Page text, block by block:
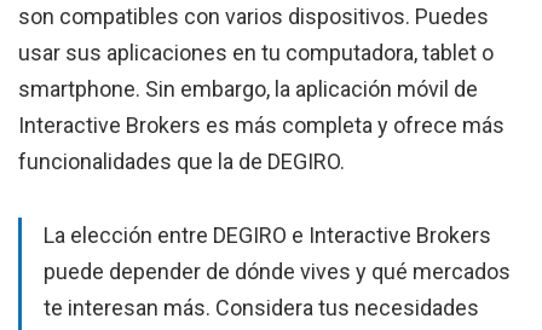
son compatibles con varios dispositivos. Puedes
usar sus aplicaciones en tu computadora, tablet o
smartphone. Sin embargo, la aplicación móvil de
Interactive Brokers es más completa y ofrece más
funcionalidades que la de DEGIRO.
La elección entre DEGIRO e Interactive Brokers
puede depender de dónde vives y qué mercados
te interesan más. Considera tus necesidades